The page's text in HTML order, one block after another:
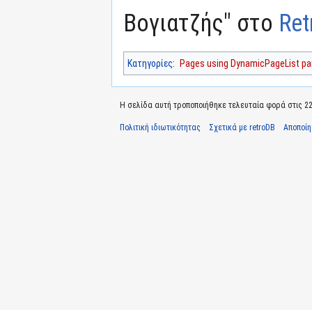
Βογιατζής" στο
Κατηγορίες: Pages using DynamicPageList
Η σελίδα αυτή τροποποιήθηκε τελευταία φορά στις
Πολιτική ιδιωτικότητας Σχετικά με retroDB